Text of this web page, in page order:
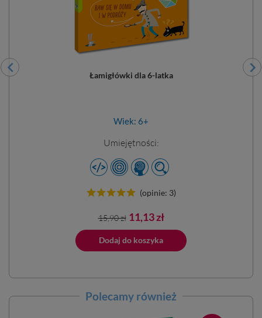
Łamigłówki dla 6-latka
Wiek: 6+
Umiejętności:
(opinie: 3)
Cena
podstawowa
15,90 zł Cena
11,13 zł
Dodaj do koszyka
Polecamy również